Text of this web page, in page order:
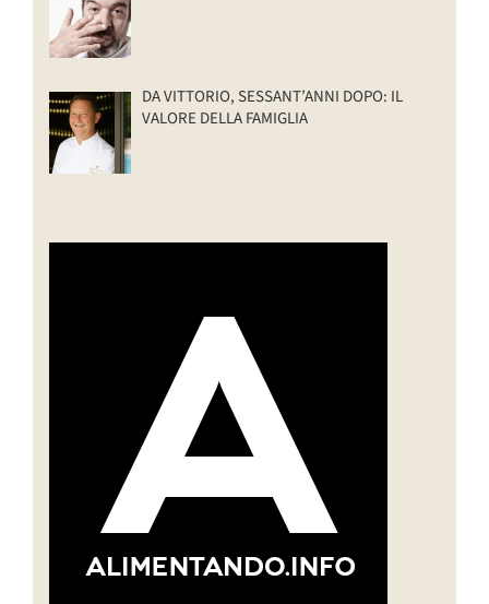
DA VITTORIO, SESSANT’ANNI DOPO: IL
VALORE DELLA FAMIGLIA